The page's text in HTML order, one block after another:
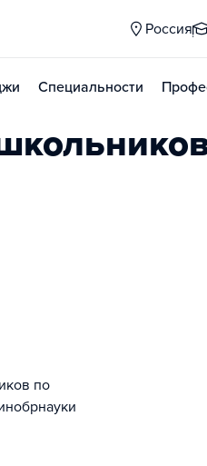
Россия
Специальности
по